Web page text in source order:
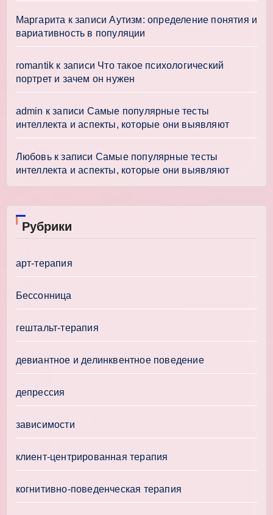
Маргарита к записиАутизм: определение понятия и
вариативность в популяции
romantik к записи Что такое психологический
портрет и зачем он нужен
admin к записи Самые популярные тесты
интеллекта и аспекты, которые они выявляют
Любовьк записи Самые популярные тесты
интеллекта и аспекты, которые они выявляют
Рубрики
арт-терапия
Бессонница
гештальт-терапия
девиантное и делинквентное поведение
депрессия
зависимости
клиент-центрированная терапия
когнитивно-поведенческая терапия